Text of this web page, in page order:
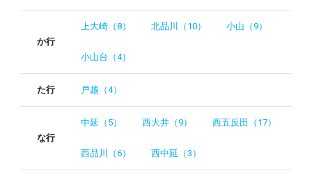
か行
上大崎（8） 北品川（10） 小山（9）
小山台（4）
た行 戸越（4）
な行
中延（5） 西大井（9） 西五反田（17）
西品川（6） 西中延（3）